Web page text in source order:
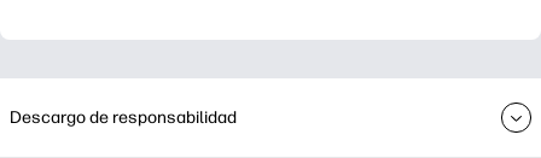
Descargo de responsabilidad